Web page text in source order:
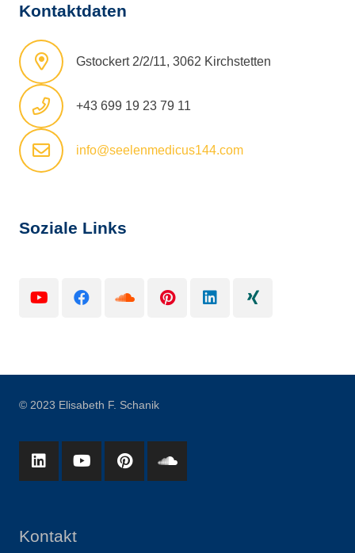
Kontaktdaten
Gstockert 2/2/11, 3062 Kirchstetten
+43 699 19 23 79 11
info@seelenmedicus144.com
Soziale Links
© 2023 Elisabeth F. Schanik
Kontakt